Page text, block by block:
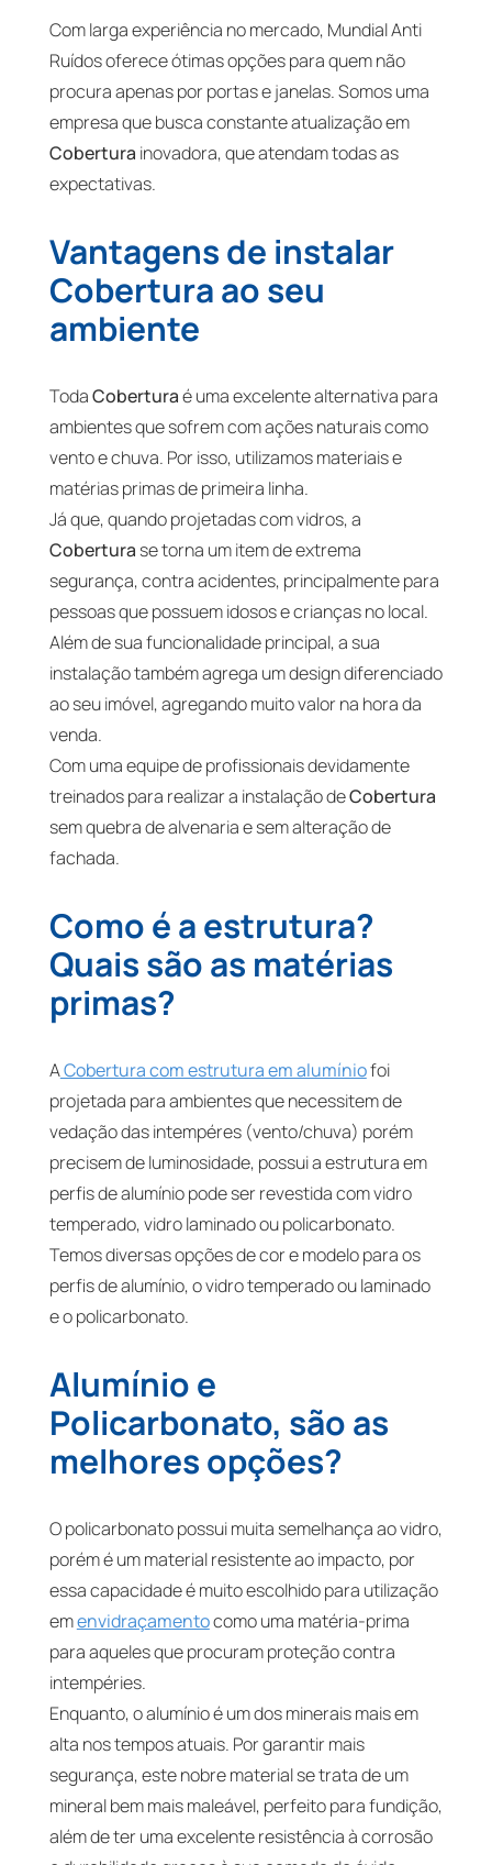
Com larga experiência no mercado, Mundial Anti
Ruídos oferece ótimas opções para quem não
procura apenas por portas e janelas. Somos uma
empresa que busca constante atualização em
Cobertura inovadora, que atendam todas as
expectativas.
Vantagens de instalar
Cobertura ao seu
ambiente
TodaCoberturaé uma excelente alternativa para
ambientes que sofrem com ações naturais como
vento e chuva. Por isso, utilizamos materiais e
matérias primas de primeira linha.
Já que, quando projetadas com vidros, a
Cobertura se torna um item de extrema
segurança, contra acidentes, principalmente para
pessoas que possuem idosos e crianças no local.
Além de sua funcionalidade principal, a sua
instalação também agrega um design diferenciado
ao seu imóvel, agregando muito valor na hora da
venda.
Com uma equipe de profissionais devidamente
treinados para realizar a instalação deCobertura
sem quebra de alvenaria e sem alteração de
fachada.
Como é a estrutura?
Quais são as matérias
primas?
ACobertura com estrutura em alumíniofoi
projetada para ambientes que necessitem de
vedação das intempéres (vento/chuva) porém
precisem de luminosidade, possui a estrutura em
perfis de alumínio pode ser revestida com vidro
temperado, vidro laminado ou policarbonato.
Temos diversas opções de cor e modelo para os
perfis de alumínio, o vidro temperado ou laminado
e o policarbonato.
Alumínio e
Policarbonato, são as
melhores opções?
O policarbonato possui muita semelhança ao vidro,
porém é um material resistente ao impacto, por
essa capacidade é muito escolhido para utilização
emenvidraçamentocomo uma matéria-prima
para aqueles que procuram proteção contra
intempéries.
Enquanto, o alumínio é um dos minerais mais em
alta nos tempos atuais. Por garantir mais
segurança, este nobre material se trata de um
mineral bem mais maleável, perfeito para fundição,
além de ter uma excelente resistência à corrosão